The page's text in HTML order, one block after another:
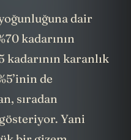
dair
kadarının
kadarının karanlık
de
sıradan
Yani